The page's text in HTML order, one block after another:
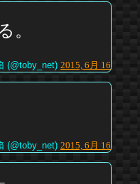
。
(@toby_net) 2015, 6月 16
(@toby_net) 2015, 6月 16